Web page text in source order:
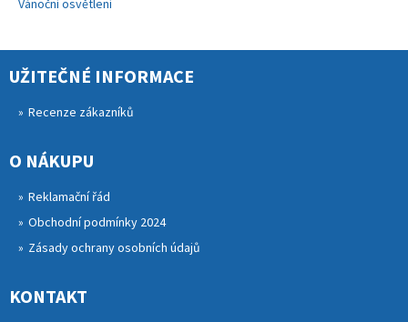
Vánoční osvětlení
UŽITEČNÉ INFORMACE
Recenze zákazníků
O NÁKUPU
Reklamační řád
Obchodní podmínky 2024
Zásady ochrany osobních údajů
KONTAKT